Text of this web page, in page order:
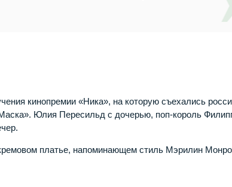
кинопремии «Ника», на которую съехались
Юлия Пересильд с дочерью, поп-король
платье, напоминающем стиль Мэрилин